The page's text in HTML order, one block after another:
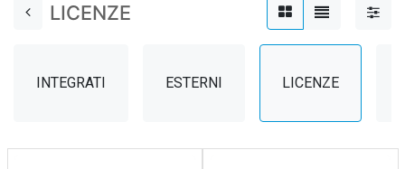
LICENZE
INTEGRATI ESTERNI LICENZE